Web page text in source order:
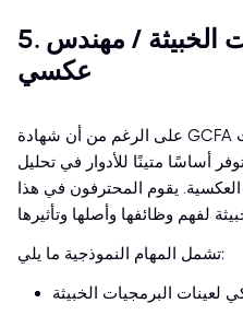
5. محلل البرمجيات الخبيثة / مهندس
عكسي
على الرغم من أن شهادة GCFA تتطلب في كثير من الأحيان مهارات
أساسًا متينًا للأدوار في تحليل
العكسية. يقوم المحترفون في هذا
تشمل المهام النموذجية ما يلي: